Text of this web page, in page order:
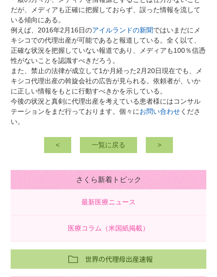
だが、メディアも正確に把握しておらず、誤った情報を流して
いる傾向にある。
例えば、2016年2月16日のアイルランドの新聞ではいまだにメ
キシコでの代理出産が可能であると報道している。全く以て、
正確な状況を把握していない報道であり、メディアも100％信憑
性がないことを認識すべきだろう。
また、禁止の法律が成立して1か月経った2月20日現在でも、メ
キシコ代理出産の斡旋会社の広告が見られる。依頼者が、いか
に正しい情報をもとに行動すべきかを示している。
今後の状況と真剣に代理出産を考えている患者様にはコンサル
テーションをまだ行っております。個々にお問い合わせくださ
い。
< 一覧に戻る >
さくら新着トピック
最新医療ニュース
医療コラム（米国紙掲載）